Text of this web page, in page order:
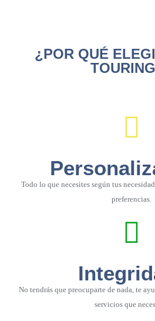
¿POR QUÉ
Todo lo que necesites según tus
preferencias.
No tendrás que preocuparte de nada, te
servicios que